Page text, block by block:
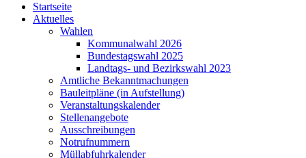
Startseite
Aktuelles
Wahlen
Kommunalwahl 2026
Bundestagswahl 2025
Landtags- und Bezirkswahl 2023
Amtliche Bekanntmachungen
Bauleitpläne (in Aufstellung)
Veranstaltungskalender
Stellenangebote
Ausschreibungen
Notrufnummern
Müllabfuhrkalender